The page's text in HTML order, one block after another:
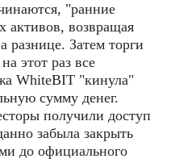
"ранние
активов, возвращая
разнице. Затем торги
этот раз все
WhiteBIT "кинула"
сумму денег.
получили доступ
забыла закрыть
до официального